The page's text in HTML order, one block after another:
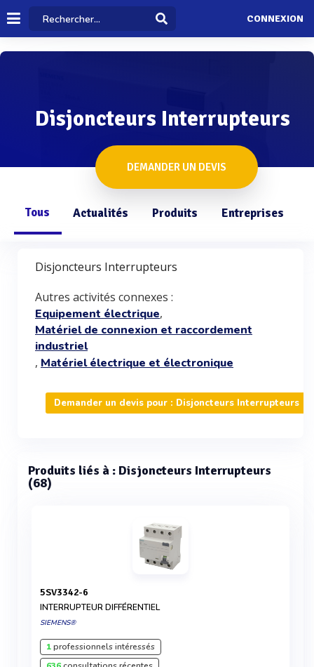
CONNEXION
Disjoncteurs Interrupteurs
DEMANDER UN DEVIS
Tous Actualités Produits Entreprises
Disjoncteurs Interrupteurs
Autres activités connexes :
Equipement électrique,
Matériel de connexion et raccordement
industriel
, Matériel électrique et électronique
Demander un devis pour : Disjoncteurs Interrupteurs
Produits liés à : Disjoncteurs Interrupteurs
(68)
5SV3342-6
INTERRUPTEUR DIFFÉRENTIEL
SIEMENS®
1professionnels intéressés